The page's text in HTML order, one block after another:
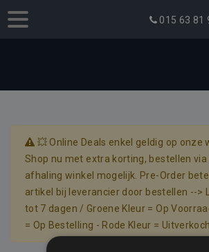
015 63 81
💥 Online Deals enkel geldig op onze
Shop nu met extra korting, bestellen via
afhaling winkel mogelijk. Pre-Order
artikel bij leverancier door bestellen -->
tot 7 dagen / Groene Kleur = Op
= Op Bestelling - Rode Kleur =